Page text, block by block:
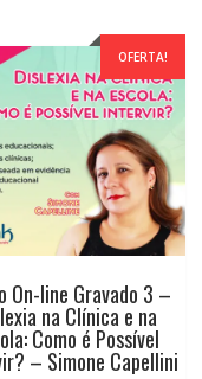
OFERTA!
On-line Gravado 3 –
na Clínica e na
Como é Possível
– Simone Capellini